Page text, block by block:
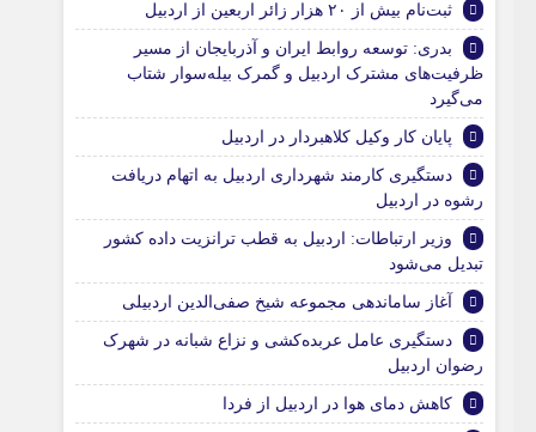
ثبت‌نام بیش از ۲۰ هزار زائر اربعین از اردبیل
بدری: توسعه روابط ایران و آذربایجان از مسیر
ظرفیت‌های مشترک اردبیل و گمرک بیله‌سوار شتاب
می‌گیرد
پایان کار وکیل کلاهبردار در اردبیل
دستگیری کارمند شهرداری اردبیل به اتهام دریافت
رشوه در اردبیل
وزیر ارتباطات: اردبیل به قطب ترانزیت داده کشور
تبدیل می‌شود
آغاز ساماندهی مجموعه شیخ صفی‌الدین اردبیلی
دستگیری عامل عربده‌کشی و نزاع شبانه در شهرک
رضوان اردبیل
کاهش دمای هوا در اردبیل از فردا